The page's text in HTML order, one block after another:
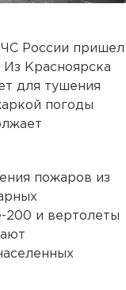
России пришел
Из Красноярска
для тушения
погоды
пожаров из
200 и вертолеты